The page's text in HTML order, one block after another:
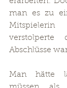
man es zu
Abschlüsse
Man hätte